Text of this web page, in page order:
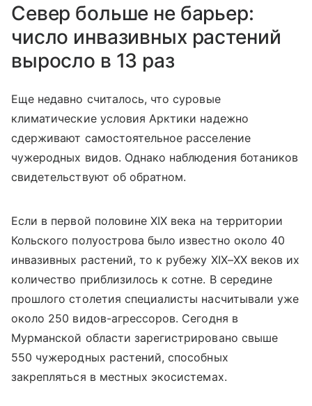
Север больше не барьер:
число инвазивных растений
выросло в 13 раз
Еще недавно считалось, что суровые
климатические условия Арктики надежно
сдерживают самостоятельное расселение
чужеродных видов. Однако наблюдения ботаников
свидетельствуют об обратном.
Если в первой половине XIX века на территории
Кольского полуострова было известно около 40
инвазивных растений, то к рубежу XIX–XX веков их
количество приблизилось к сотне. В середине
прошлого столетия специалисты насчитывали уже
около 250 видов-агрессоров. Сегодня в
Мурманской области зарегистрировано свыше
550 чужеродных растений, способных
закрепляться в местных экосистемах.